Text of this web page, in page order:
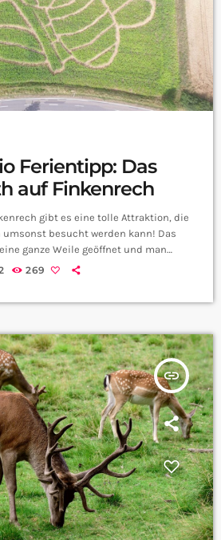
Ferientipp: Das
auf Finkenrech
gibt es eine tolle Attraktion, die
besucht werden kann! Das
ganze Weile geöffnet und man
Sachen über die
269
insert_link